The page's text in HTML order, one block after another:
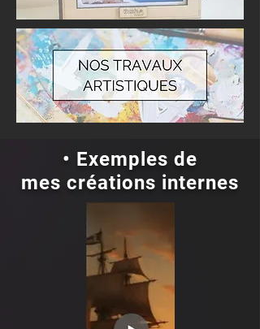
• Exemples de
mes créations internes